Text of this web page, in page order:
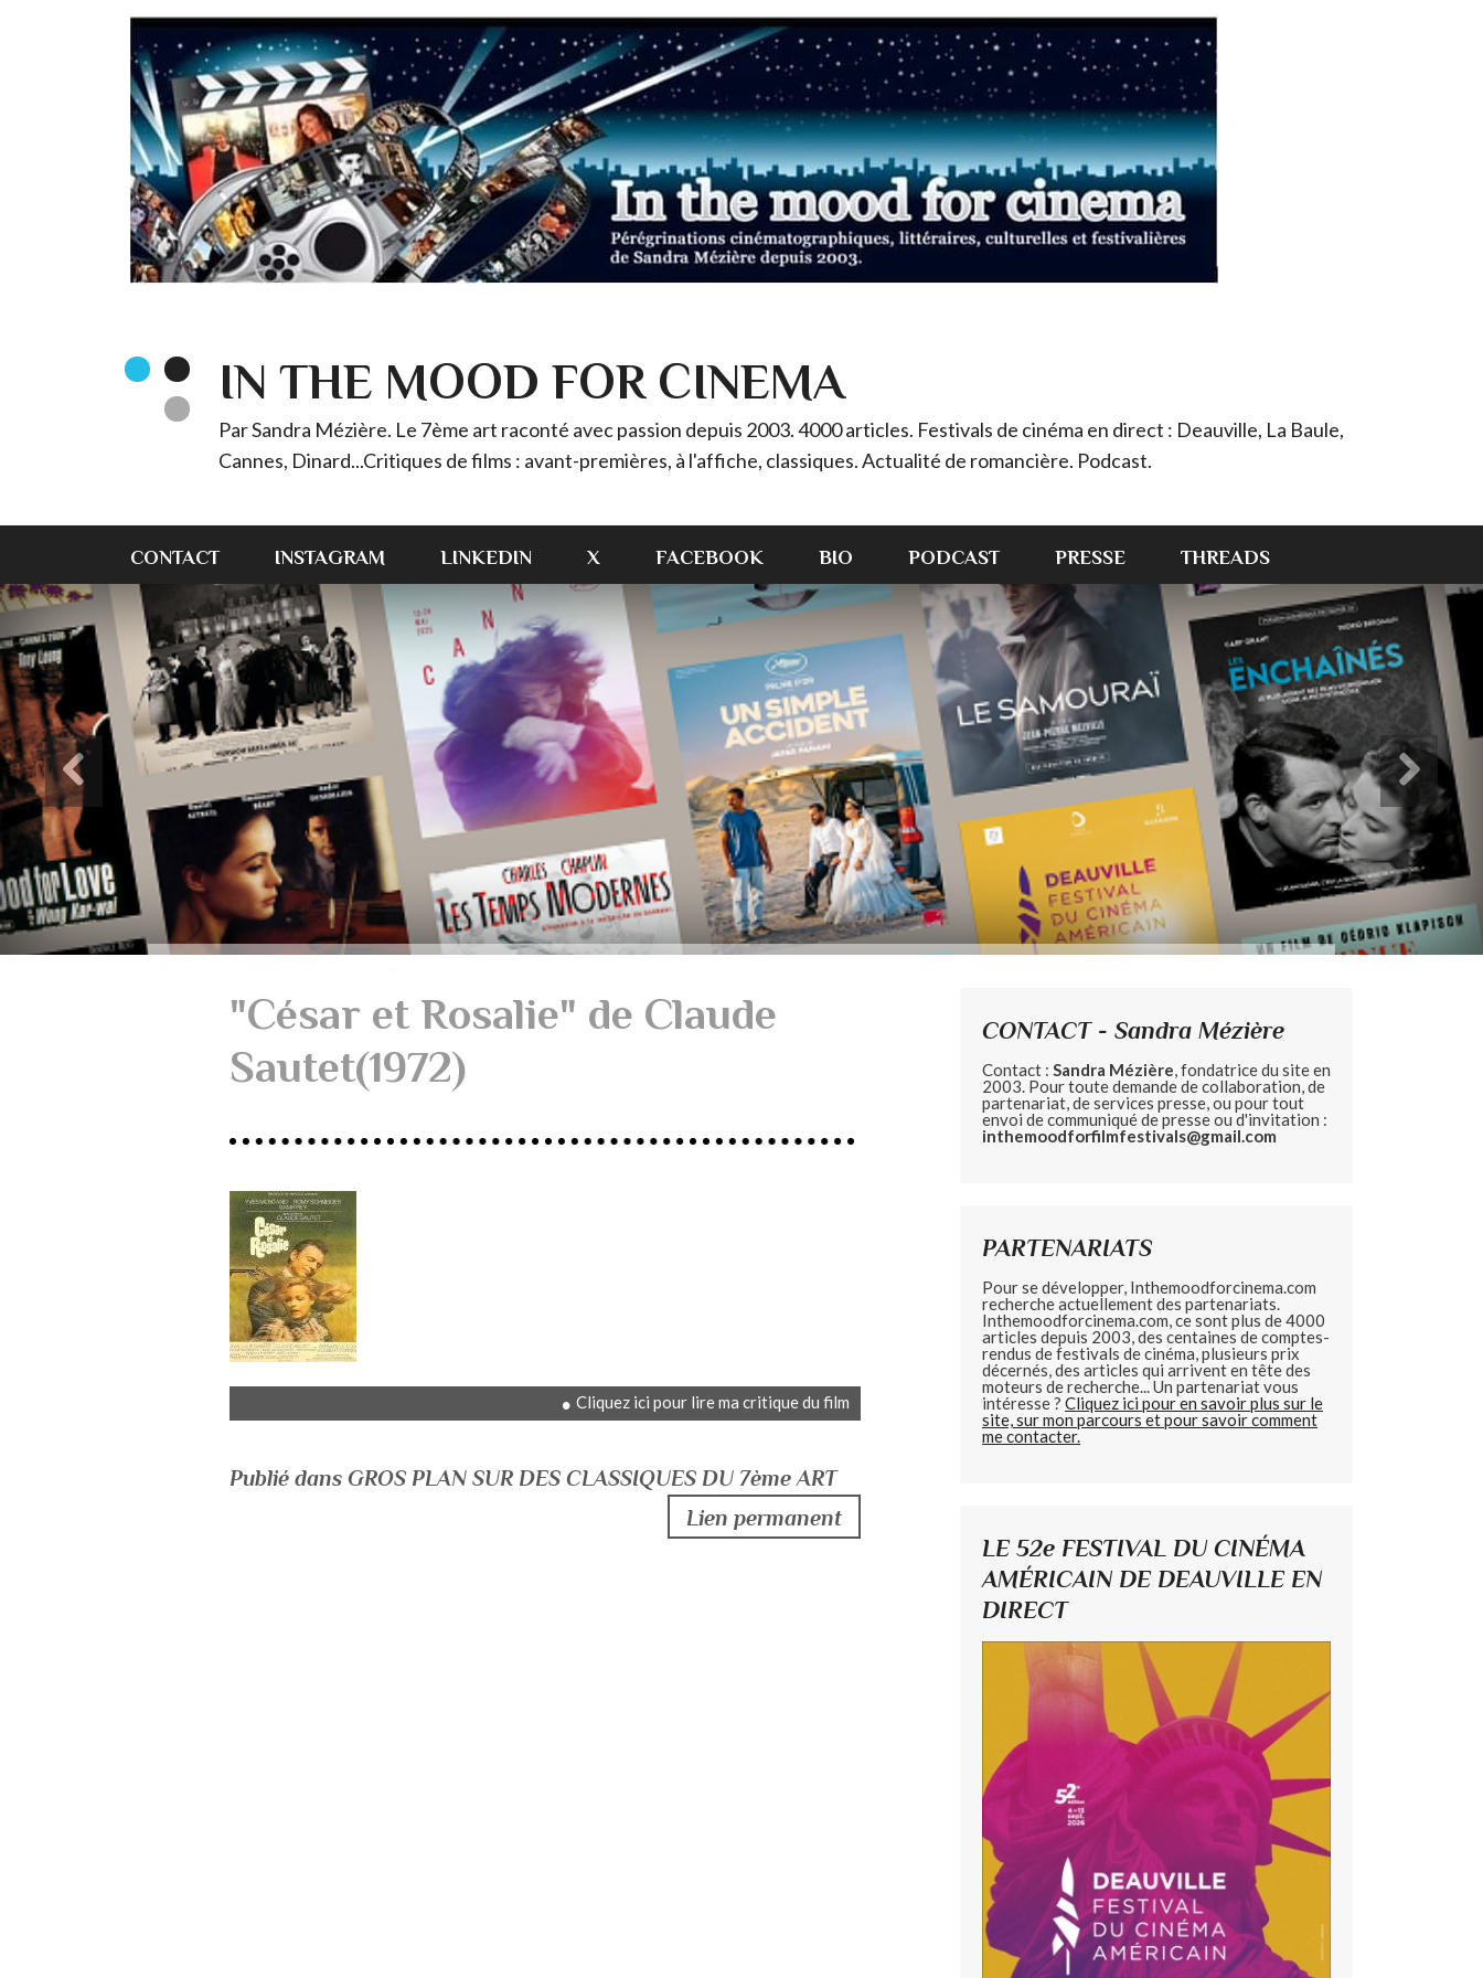
IN THE MOOD FOR CINEMA
Par Sandra Mézière. Le 7ème art raconté avec passion depuis 2003. 4000 articles. Festivals de cinéma en direct : Deauville, La Baule,
Cannes, Dinard...Critiques de films : avant-premières, à l'affiche, classiques. Actualité de romancière. Podcast.
CONTACT INSTAGRAM LINKEDIN X FACEBOOK BIO PODCAST PRESSE THREADS
"César et Rosalie" de Claude
Sautet(1972)
Cliquez ici pour lire ma critique du film
Publié dans GROS PLAN SUR DES CLASSIQUES DU 7ème ART
Lien permanent
CONTACT - Sandra Mézière
Contact : Sandra Mézière, fondatrice du site en
2003. Pour toute demande de collaboration, de
partenariat, de services presse, ou pour tout
envoi de communiqué de presse ou d'invitation :
inthemoodforfilmfestivals@gmail.com
PARTENARIATS
Pour se développer, Inthemoodforcinema.com
recherche actuellement des partenariats.
Inthemoodforcinema.com, ce sont plus de 4000
articles depuis 2003, des centaines de comptes-
rendus de festivals de cinéma, plusieurs prix
décernés, des articles qui arrivent en tête des
moteurs de recherche... Un partenariat vous
intéresse ? Cliquez ici pour en savoir plus sur le
site, sur mon parcours et pour savoir comment
me contacter.
LE 52e FESTIVAL DU CINÉMA
AMÉRICAIN DE DEAUVILLE EN
DIRECT